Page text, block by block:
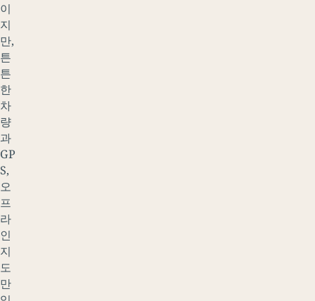
이
지
만,
튼
튼
한
차
량
과
GP
S,
오
프
라
인
지
도
만